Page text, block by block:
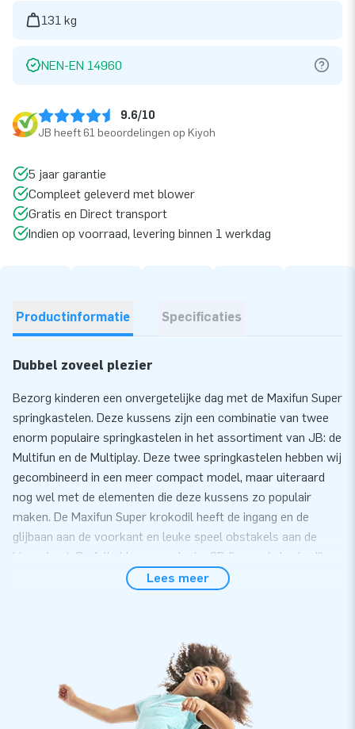
131 kg
NEN-EN 14960
9.6/10
JB heeft 61 beoordelingen op Kiyoh
5 jaar garantie
Compleet geleverd met blower
Gratis en Direct transport
Indien op voorraad, levering binnen 1 werkdag
Productinformatie Specificaties
Dubbel zoveel plezier
Bezorg kinderen een onvergetelijke dag met de Maxifun Super
springkastelen. Deze kussens zijn een combinatie van twee
enorm populaire springkastelen in het assortiment van JB: de
Multifun en de Multiplay. Deze twee springkastelen hebben wij
gecombineerd in een meer compact model, maar uiteraard
nog wel met de elementen die deze kussens zo populair
maken. De Maxifun Super krokodil heeft de ingang en de
glijbaan aan de voorkant en leuke speel obstakels aan de
binnenkant. De felle kleuren en leuke 3D figuren in krokodil
thema maken er een helemaal een feest van. Hiermee ga je
Zet het Maxifun Super springkasteel met krokodil thema
eenvoudig binnen 10 minuten op. Bijvoorbeeld tijdens een
buurtfeest, verjaardag of ander feestelijk evenement.
Ongeacht de weersomstandigheden is dit een springkasteel
Lees meer